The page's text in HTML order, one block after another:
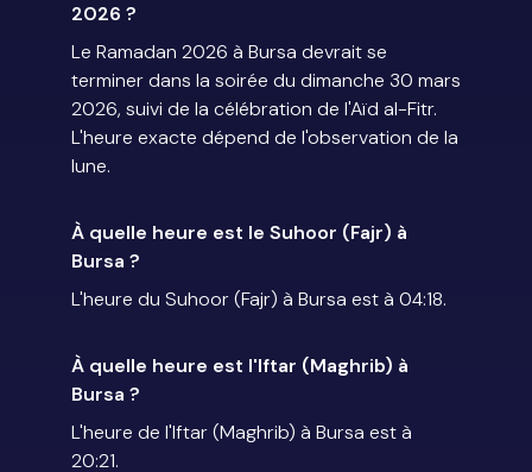
2026 ?
Le Ramadan 2026 à Bursa devrait se
terminer dans la soirée du dimanche 30 mars
2026, suivi de la célébration de l'Aïd al-Fitr.
L'heure exacte dépend de l'observation de la
lune.
À quelle heure est le Suhoor (Fajr) à
Bursa ?
L'heure du Suhoor (Fajr) à Bursa est à 04:18.
À quelle heure est l'Iftar (Maghrib) à
Bursa ?
L'heure de l'Iftar (Maghrib) à Bursa est à
20:21.